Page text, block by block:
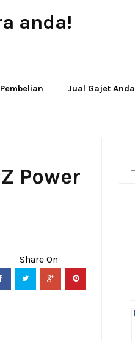
anda!
Jual Gajet Anda
Power